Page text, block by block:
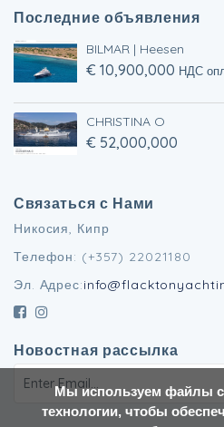
Последние объявления
BILMAR | Heesen
€ 10,900,000 НДС
CHRISTINA O
€ 52,000,000
Связаться с Нами
Никосия, Кипр
Телефон: (+357) 22021180
Эл. Адрес:
Новостная рассылка
Мы используем файлы
технологии, чтобы